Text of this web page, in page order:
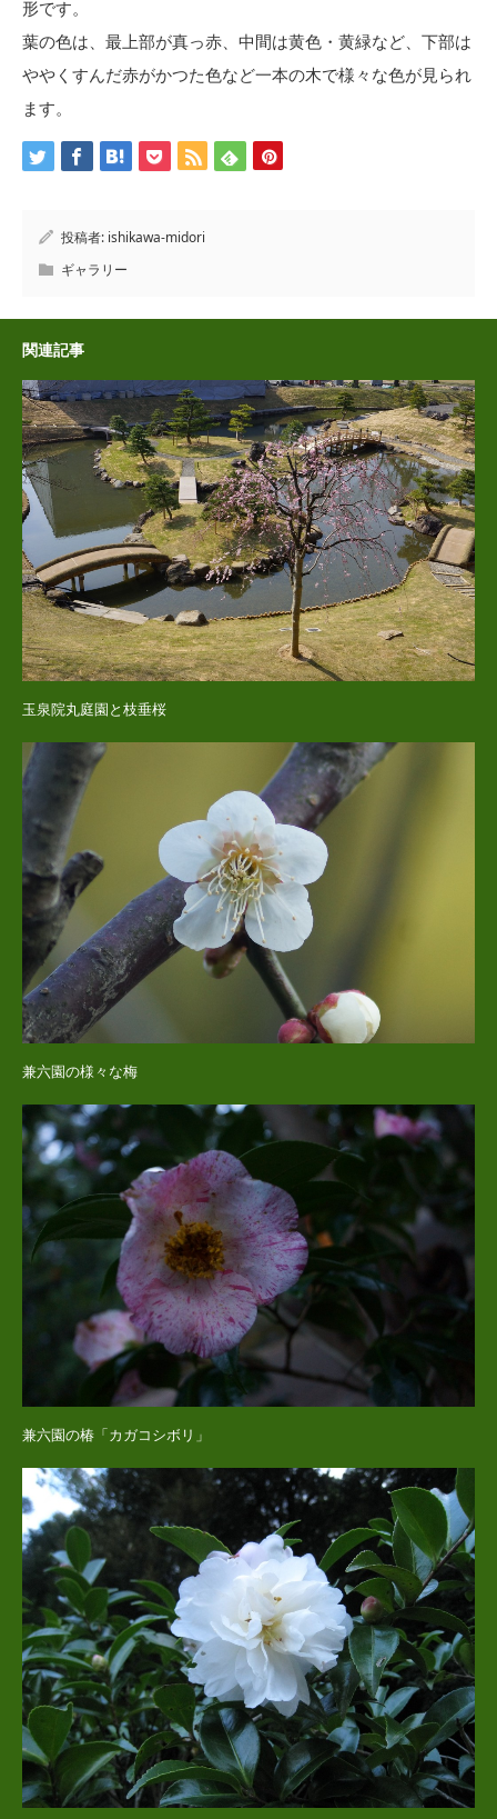
形です。
葉の色は、最上部が真っ赤、中間は黄色・黄緑など、下部は
ややくすんだ赤がかつた色など一本の木で様々な色が見られ
ます。
投稿者: ishikawa-midori
ギャラリー
関連記事
玉泉院丸庭園と枝垂桜
兼六園の様々な梅
兼六園の椿「カガコシボリ」